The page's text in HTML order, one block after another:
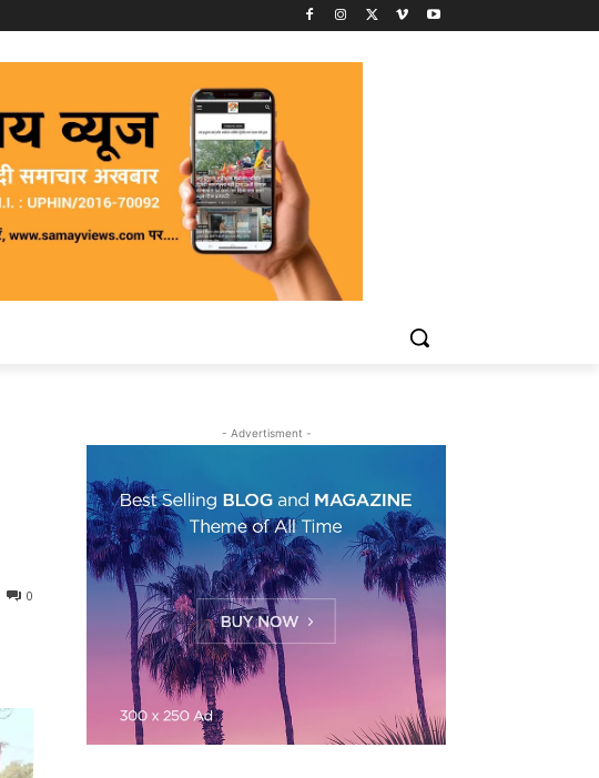
0
- Advertisment -